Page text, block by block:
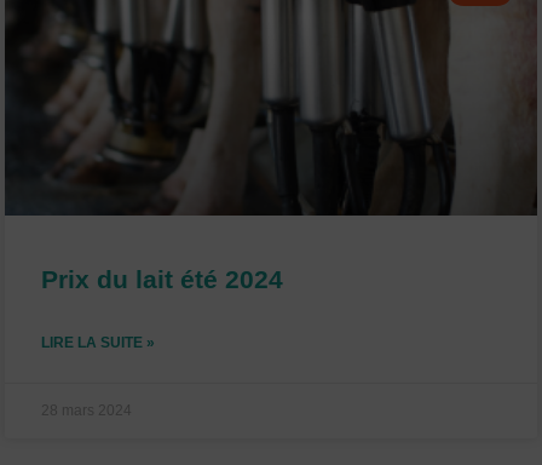
Prix du lait été 2024
LIRE LA SUITE »
28 mars 2024